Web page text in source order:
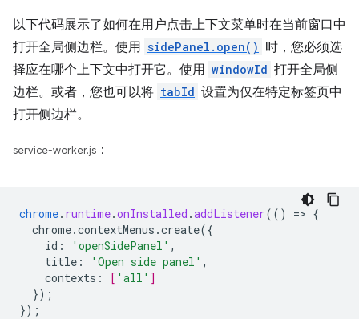
以下代码展示了如何在用户点击上下文菜单时在当前窗口中
打开全局侧边栏。使用 sidePanel.open() 时，您必须选
择应在哪个上下文中打开它。使用 windowId 打开全局侧
边栏。或者，您也可以将 tabId 设置为仅在特定标签页中
打开侧边栏。
service-worker.js ：
chrome. runtime.onInstalled .addListener(() => {
chrome.contextMenus.create({
id : 'openSidePanel' ,
title : 'Open side panel' ,
contexts : [ 'all' ]
});
});